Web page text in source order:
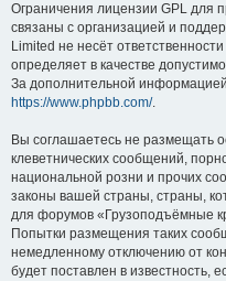
Ограничения лицензии GPL для
связаны с организацией и
Limited не несёт
определяет в качестве
За дополнительной
https://www.phpbb.com/.
Вы соглашаетесь не размещать
клеветнических сообщений,
национальной розни и прочих
законы вашей страны, страны,
для форумов «Грузоподъёмные
Попытки размещения таких
немедленному отключению от
будет поставлен в известность,